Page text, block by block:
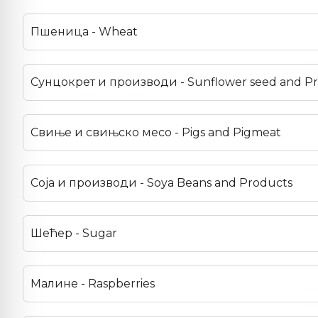
Пшеница - Wheat
Сунцокрет и производи - Sunflower seed and
Свиње и свињско месо - Pigs and Pigmeat
Соја и производи - Soya Beans and Products
Шећер - Sugar
Малине - Raspberries